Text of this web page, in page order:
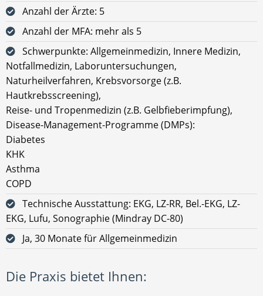
Anzahl der Ärzte: 5
Anzahl der MFA: mehr als 5
Schwerpunkte: Allgemeinmedizin, Innere Medizin,
Notfallmedizin, Laboruntersuchungen,
Naturheilverfahren, Krebsvorsorge (z.B.
Hautkrebsscreening),
Reise- und Tropenmedizin (z.B. Gelbfieberimpfung),
Disease-Management-Programme (DMPs):
Diabetes
KHK
Asthma
COPD
Technische Ausstattung: EKG, LZ-RR, Bel.-EKG, LZ-
EKG, Lufu, Sonographie (Mindray DC-80)
Ja, 30 Monate für Allgemeinmedizin
Die Praxis bietet Ihnen: